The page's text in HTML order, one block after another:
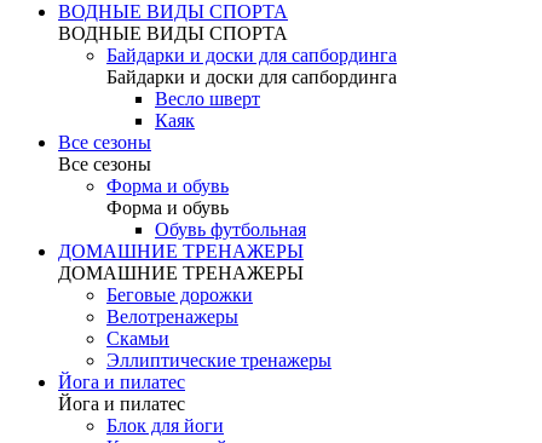
ВОДНЫЕ ВИДЫ СПОРТА
ВОДНЫЕ ВИДЫ СПОРТА
Байдарки и доски для сапбординга
Байдарки и доски для сапбординга
Весло шверт
Каяк
Все сезоны
Все сезоны
Форма и обувь
Форма и обувь
Обувь футбольная
ДОМАШНИЕ ТРЕНАЖЕРЫ
ДОМАШНИЕ ТРЕНАЖЕРЫ
Беговые дорожки
Велотренажеры
Скамьи
Эллиптические тренажеры
Йога и пилатес
Йога и пилатес
Блок для йоги